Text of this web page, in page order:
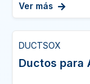
Ver más
DUCTSOX
Ductos para